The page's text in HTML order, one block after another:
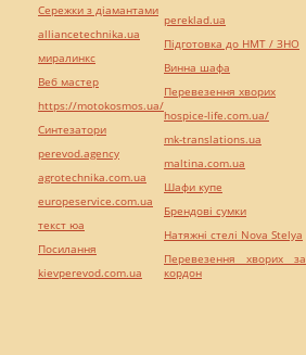
Сережки з діамантами
alliancetechnika.ua
миралинкс
Веб мастер
https://motokosmos.ua/
Синтезатори
perevod.agency
agrotechnika.com.ua
europeservice.com.ua
текст юа
Посилання
kievperevod.com.ua
pereklad.ua
Підготовка до НМТ / ЗНО
Винна шафа
Перевезення хворих
hospice-life.com.ua/
mk-translations.ua
maltina.com.ua
Шафи купе
Брендові сумки
Натяжні стелі Nova Stelya
Перевезення хворих за
кордон